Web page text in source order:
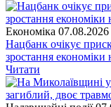
Економіка
Нацбанк очікує
зростання економіки
Читати